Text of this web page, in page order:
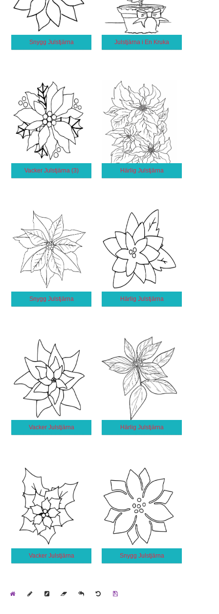
Snygg Julstjärna Julstjärna i En Kruka
Vacker Julstjärna (3) Härlig Julstjärna
Snygg Julstjärna Härlig Julstjärna
Vacker Julstjärna Härlig Julstjärna
Vacker Julstjärna Snygg Julstjärna